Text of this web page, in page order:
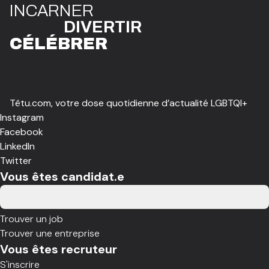
INCARNER
DIVERTIR
CÉLÉBRER
Têtu.com, votre dose quotidienne d’actualité LGBTQI+
Instagram
Facebook
LinkedIn
Twitter
Vous êtes candidat.e
Trouver un job
Trouver une entreprise
Vous êtes recruteur
S'inscrire